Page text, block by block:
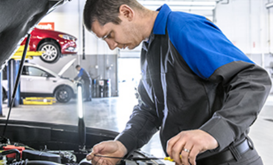
التجهيزات
الكهربائية
التجهيزات الكهربائية
أنابيب بخاخات الديزل
مضخة بخاخات الديزل
مضخة الديزل الرافعة
وحدات تثبيت المحرّك
عجلة الموازنة
الترس الحلقي لعجلة الموازنة